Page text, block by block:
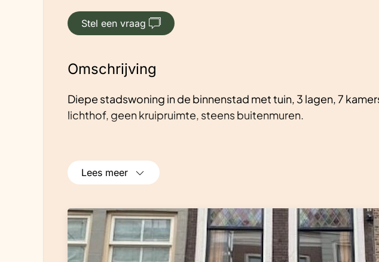
Stel een vraag
Omschrijving
Diepe stadswoning in de binnenstad met tuin, 3 lagen, 7
lichthof, geen kruipruimte, steens buitenmuren.
Lees meer